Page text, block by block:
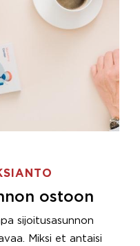
ostoon
sijoitusasunnon
Miksi et antaisi